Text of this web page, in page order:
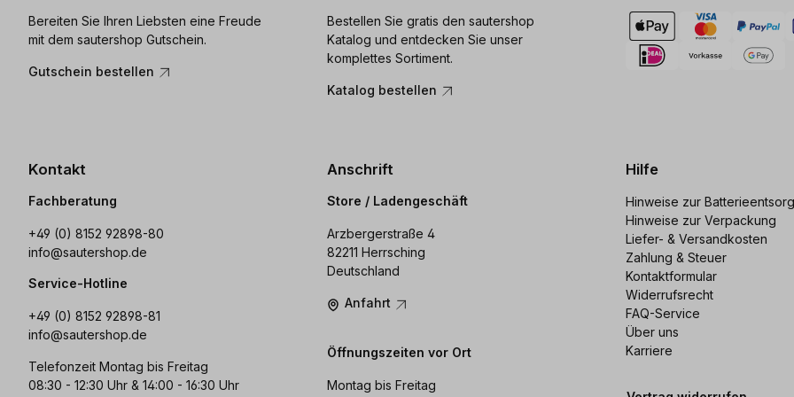
Bereiten Sie Ihren Liebsten eine Freude
mit dem sautershop Gutschein.
Gutschein bestellen
Bestellen Sie gratis den sautershop
Katalog und entdecken Sie unser
komplettes Sortiment.
Katalog bestellen
Kontakt
Fachberatung
+49 (0) 8152 92898-80
info@sautershop.de
Service-Hotline
+49 (0) 8152 92898-81
info@sautershop.de
Telefonzeit Montag bis Freitag
08:30 - 12:30 Uhr & 14:00 - 16:30 Uhr
Anschrift
Store / Ladengeschäft
Arzbergerstraße 4
82211 Herrsching
Deutschland
Anfahrt
Öffnungszeiten vor Ort
Montag bis Freitag
Hilfe
Hinweise zur
Hinweise zur Verpackung
Liefer- & Versandkosten
Zahlung & Steuer
Kontaktformular
Widerrufsrecht
FAQ-Service
Über uns
Karriere